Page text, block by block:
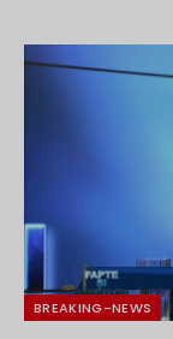
BREAKING-NEWS